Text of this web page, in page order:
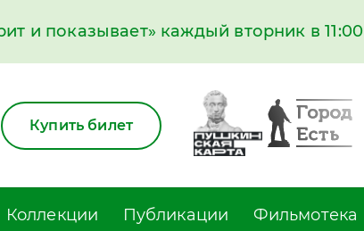
и показывает» каждый вторник в 11:00
Купить билет
Коллекции Публикации Фильмотека